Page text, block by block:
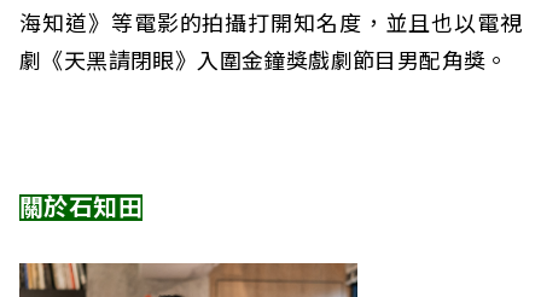
海知道》等電影的拍攝打開知名度，並且也以電視
劇《天黑請閉眼》入圍金鐘獎戲劇節目男配角獎。
關於石知田